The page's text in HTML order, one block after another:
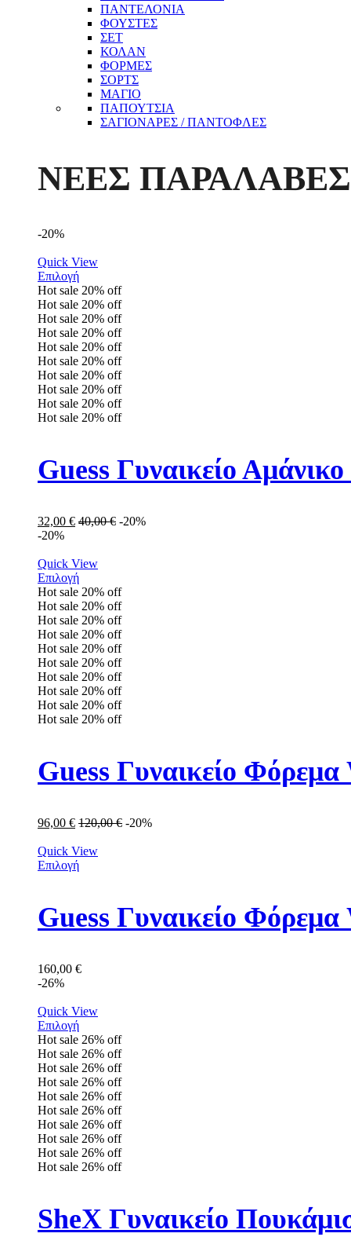
ΠΑΝΤΕΛΟΝΙΑ
ΦΟΥΣΤΕΣ
ΣΕΤ
ΚΟΛΑΝ
ΦΟΡΜΕΣ
ΣΟΡΤΣ
ΜΑΓΙΟ
ΠΑΠΟΥΤΣΙΑ
ΣΑΓΙΟΝΑΡΕΣ / ΠΑΝΤΟΦΛΕΣ
ΝΕΕΣ ΠΑΡΑΛΑΒΕΣ
-20%
Quick View
Επιλογή
Hot sale 20% off
Hot sale 20% off
Hot sale 20% off
Hot sale 20% off
Hot sale 20% off
Hot sale 20% off
Hot sale 20% off
Hot sale 20% off
Hot sale 20% off
Hot sale 20% off
Guess Γυναικείο
32,00 € 40,00€ -20%
-20%
Quick View
Επιλογή
Hot sale 20% off
Hot sale 20% off
Hot sale 20% off
Hot sale 20% off
Hot sale 20% off
Hot sale 20% off
Hot sale 20% off
Hot sale 20% off
Hot sale 20% off
Hot sale 20% off
Guess Γυναικείο
96,00 € 120,00€ -20%
Quick View
Επιλογή
Guess Γυναικείο
160,00 €
-26%
Quick View
Επιλογή
Hot sale 26% off
Hot sale 26% off
Hot sale 26% off
Hot sale 26% off
Hot sale 26% off
Hot sale 26% off
Hot sale 26% off
Hot sale 26% off
Hot sale 26% off
Hot sale 26% off
SheX Γυναικείο